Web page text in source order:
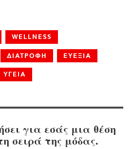
WELLNESS
ΔΙΑΤΡΟΦΗ ΕΥΕΞΙΑ
ΥΓΕΙΑ
για εσάς μια θέση
σειρά της μόδας.